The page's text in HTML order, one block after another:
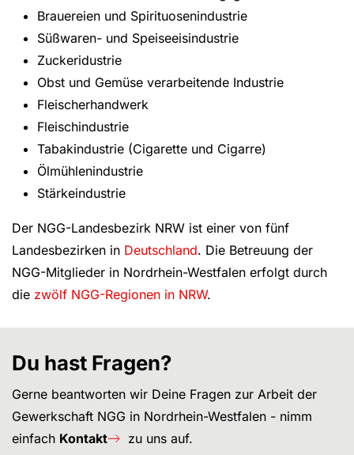
Brauereien und Spirituosenindustrie
Süßwaren- und Speiseeisindustrie
Zuckeridustrie
Obst und Gemüse verarbeitende Industrie
Fleischerhandwerk
Fleischindustrie
Tabakindustrie (Cigarette und Cigarre)
Ölmühlenindustrie
Stärkeindustrie
Der NGG-Landesbezirk NRW ist einer von fünf
Landesbezirken in Deutschland. Die Betreuung der
NGG-Mitglieder in Nordrhein-Westfalen erfolgt durch
die zwölf NGG-Regionen in NRW.
Du hast Fragen?
Gerne beantworten wir Deine Fragen zur Arbeit der
Gewerkschaft NGG in Nordrhein-Westfalen - nimm
einfach Kontakt zu uns auf.